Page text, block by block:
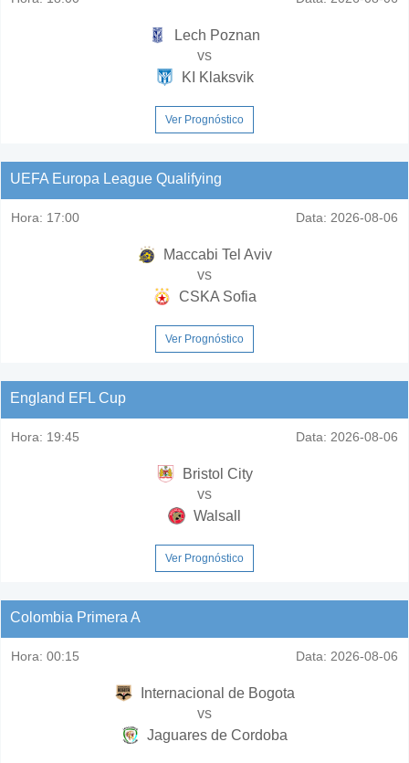
Lech Poznan
vs
KI Klaksvik
Ver Prognóstico
UEFA Europa League Qualifying
Hora: 17:00 Data: 2026-08-06
Maccabi Tel Aviv
vs
CSKA Sofia
Ver Prognóstico
England EFL Cup
Hora: 19:45 Data: 2026-08-06
Bristol City
vs
Walsall
Ver Prognóstico
Colombia Primera A
Hora: 00:15 Data: 2026-08-06
Internacional de Bogota
vs
Jaguares de Cordoba